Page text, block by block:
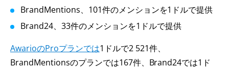
BrandMentions、101件のメンションを1ドルで提供
Brand24、33件のメンションを1ドルで提供
AwarioのProプランでは1ドルで2 521件、
BrandMentionsのプランでは167件、Brand24では1ド